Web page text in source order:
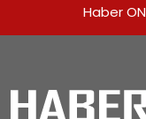
Haber